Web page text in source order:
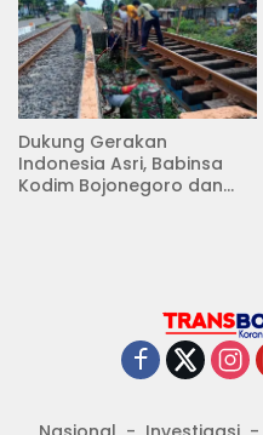
Dukung Gerakan
Indonesia Asri, Babinsa
Kodim Bojonegoro dan